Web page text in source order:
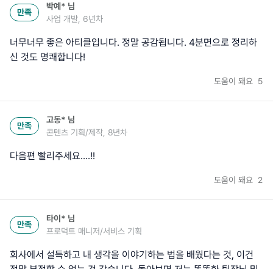
만족
박예* 님
사업 개발, 6년차
너무너무 좋은 아티클입니다. 정말 공감됩니다. 4분면으로 정리하
신 것도 명쾌합니다!
도움이 돼요 5
만족
고동* 님
콘텐츠 기획/제작, 8년차
다음편 빨리주세요....!!
도움이 돼요 2
만족
타이* 님
프로덕트 매니저/서비스 기획
회사에서 설득하고 내 생각을 이야기하는 법을 배웠다는 것, 이건